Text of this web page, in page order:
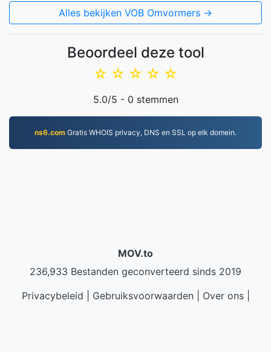
Alles bekijken VOB Omvormers →
Beoordeel deze tool
☆
☆
☆
☆
☆
5.0/5 - 0 stemmen
ns6.com Gratis WHOIS privacy, DNS en SSL op elk domein.
MOV.to
236,933 Bestanden geconverteerd sinds 2019
Privacybeleid
Gebruiksvoorwaarden| Over ons|